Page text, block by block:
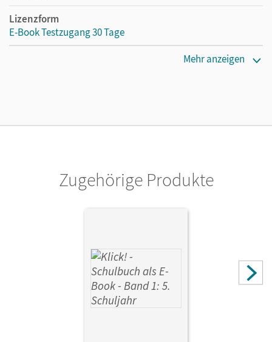
Lizenzform
E-Book Testzugang 30 Tage
Koch, Martina; Rudolph, Berit; Güthler, Miriam
Mehr anzeigen
Zugehörige Produkte